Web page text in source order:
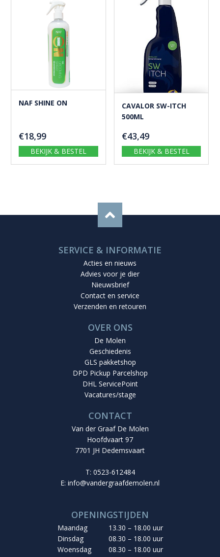
NAF SHINE ON
€18,99
BEKIJK & BESTEL
CAVALOR SW-ITCH
500ML
€43,49
BEKIJK & BESTEL
SERVICE & INFORMATIE
Acties en nieuws
Advies voor je dier
Nieuwsbrief
Contact en service
Verzenden en retouren
OVER ONS
De Molen
Geschiedenis
GLS pakketshop
DPD Pickup Parcelshop
DHL ServicePoint
Vacatures/stage
CONTACT
Van der Graaf De Molen
Hoofdvaart 97
7701 JH Dedemsvaart
T: 0523-612484
E: info@vandergraafdemolen.nl
OPENINGSTIJDEN
Maandag
13.30 – 18.00 uur
Dinsdag
08.30 – 18.00 uur
Woensdag
08.30 – 18.00 uur